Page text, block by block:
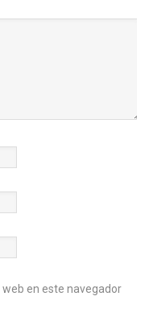
en este navegador